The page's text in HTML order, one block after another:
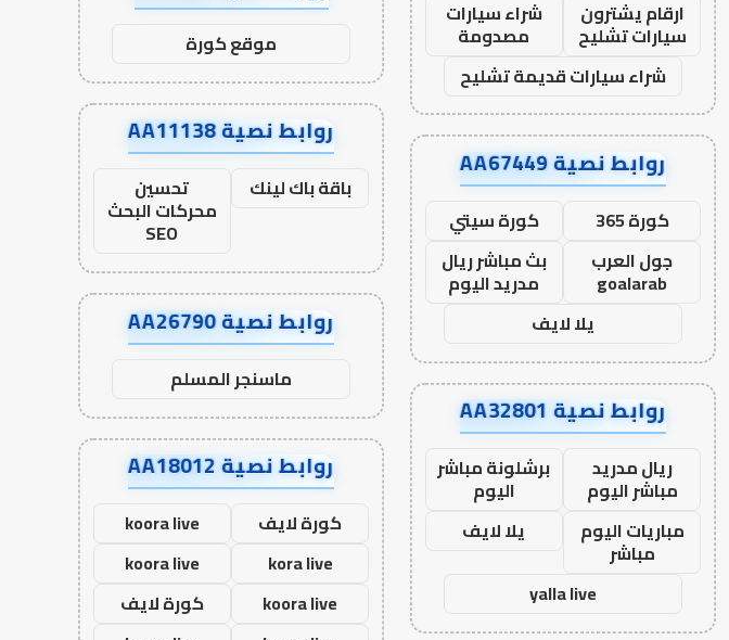
ارقام يشترون
سيارات تشليح
شراء سيارات
مصدومة
شراء سيارات قديمة تشليح
روابط نصية AA67449
كورة 365
كورة سيتي
جول العرب
goalarab
بث مباشر ريال
مدريد اليوم
يلا لايف
روابط نصية AA32801
ريال مدريد
مباشر اليوم
برشلونة مباشر
اليوم
مباريات اليوم
مباشر
يلا لايف
yalla live
موقع كورة
روابط نصية AA11138
باقة باك لينك تحسين
محركات البحث
SEO
روابط نصية AA26790
ماسنجر المسلم
روابط نصية AA18012
كورة لايف
koora live
kora live
koora live
koora live
كورة لايف